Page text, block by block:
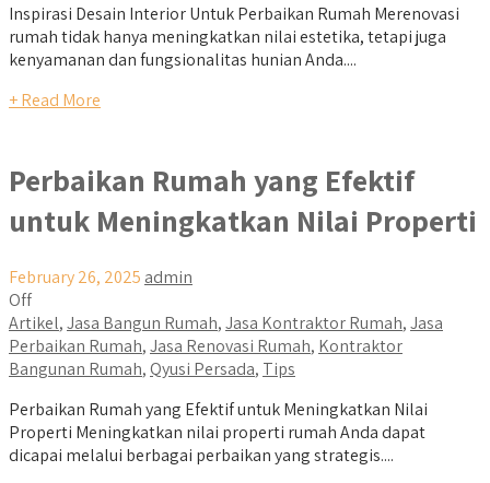
Inspirasi Desain Interior Untuk Perbaikan Rumah Merenovasi
rumah tidak hanya meningkatkan nilai estetika, tetapi juga
kenyamanan dan fungsionalitas hunian Anda....
+ Read More
Perbaikan Rumah yang Efektif
untuk Meningkatkan Nilai Properti
February 26, 2025 admin
Off
Artikel,Jasa Bangun Rumah,Jasa Kontraktor Rumah,Jasa
Perbaikan Rumah,Jasa Renovasi Rumah, Kontraktor
Bangunan Rumah,Qyusi Persada, Tips
Perbaikan Rumah yang Efektif untuk Meningkatkan Nilai
Properti Meningkatkan nilai properti rumah Anda dapat
dicapai melalui berbagai perbaikan yang strategis....